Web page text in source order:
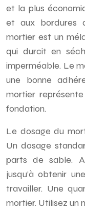
et la plus
et aux bordures
mortier est un
qui durcit en
imperméable. Le
une bonne
mortier
fondation.
Le dosage du
Un dosage
parts de sable.
jusqu’à obtenir
travailler. Une
mortier. Utilisez un